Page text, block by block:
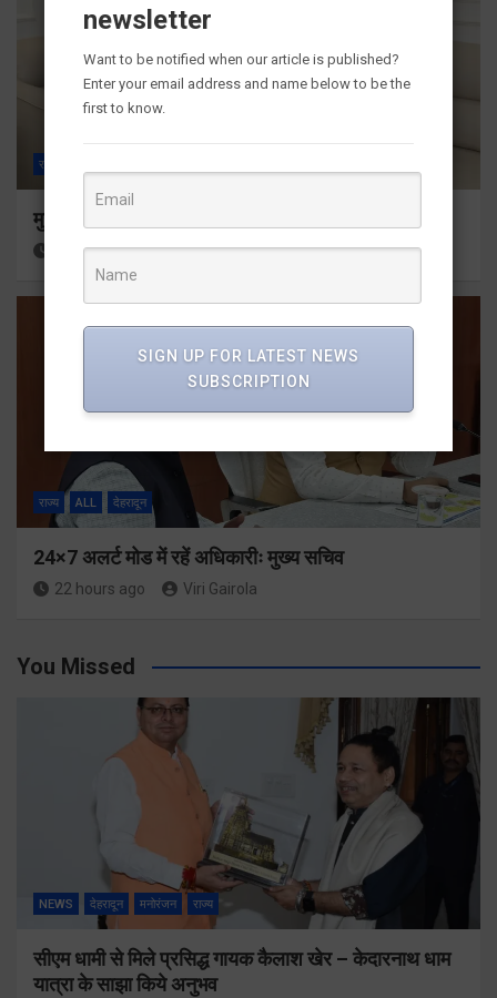
राज्य
मुख्यमंत्री से महानिदेशक एनसीसी ने की शिष्टाचार भेंट
22 hours ago Viri Gairola
राज्य ALL देहरादून
24×7 अलर्ट मोड में रहें अधिकारीः मुख्य सचिव
22 hours ago Viri Gairola
You Missed
NEWS देहरादून मनोरंजन राज्य
सीएम धामी से मिले प्रसिद्ध गायक कैलाश खेर – केदारनाथ धाम
यात्रा के साझा किये अनुभव
newsletter
Want to be notified when our article is published?
Enter your email address and name below to be the
first to know.
SIGN UP FOR LATEST NEWS
SUBSCRIPTION